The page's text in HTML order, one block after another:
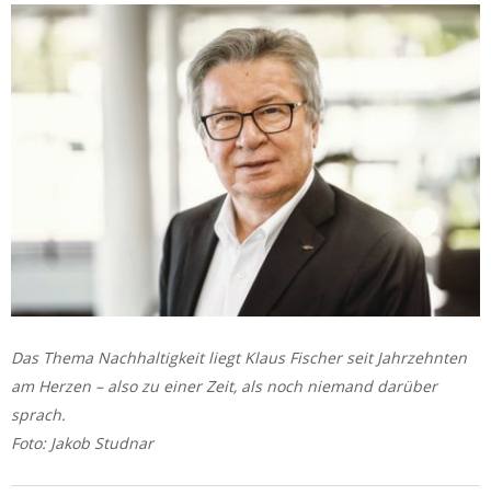
Das Thema Nachhaltigkeit liegt Klaus Fischer seit Jahrzehnten
am Herzen – also zu einer Zeit, als noch niemand darüber
sprach.
Foto: Jakob Studnar